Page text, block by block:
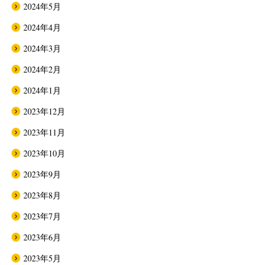
2024年5月
2024年4月
2024年3月
2024年2月
2024年1月
2023年12月
2023年11月
2023年10月
2023年9月
2023年8月
2023年7月
2023年6月
2023年5月